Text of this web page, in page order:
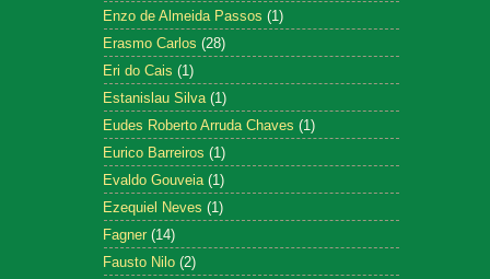
Enzo de Almeida Passos (1)
Erasmo Carlos (28)
Eri do Cais (1)
Estanislau Silva (1)
Eudes Roberto Arruda Chaves (1)
Eurico Barreiros (1)
Evaldo Gouveia (1)
Ezequiel Neves (1)
Fagner (14)
Fausto Nilo (2)